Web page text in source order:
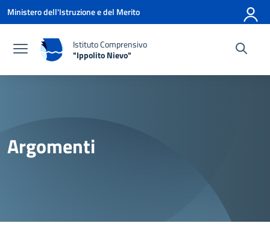
Vai ai contenuti
Vai al menu di navigazione
Vai al footer
Ministero dell'Istruzione e del Merito
Istituto Comprensivo
"Ippolito Nievo"
Argomenti